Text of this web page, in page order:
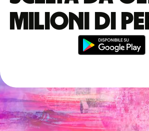
milioni di